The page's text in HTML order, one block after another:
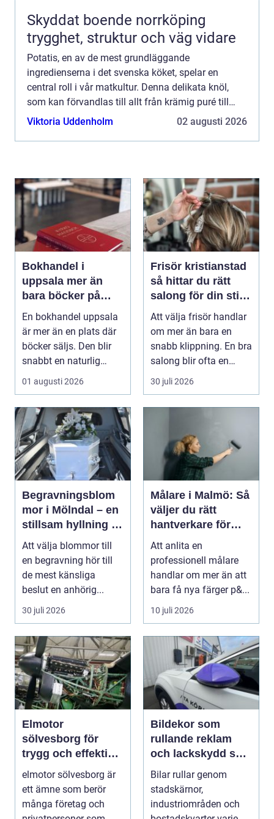
Skyddat boende norrköping
trygghet, struktur och väg vidare
Potatis, en av de mest grundläggande
ingredienserna i det svenska köket, spelar en
central roll i vår matkultur. Denna delikata knöl,
som kan förvandlas till allt från krämig puré till
krispiga chips, kr&au...
Viktoria Uddenholm 02 augusti 2026
Bokhandel i
uppsala mer än
bara böcker på
hyllan
En bokhandel uppsala
är mer än en plats där
böcker säljs. Den blir
snabbt en naturlig
mötesplats för...
01 augusti 2026
Frisör kristianstad
så hittar du rätt
salong för din stil
och vardag
Att välja frisör handlar
om mer än bara en
snabb klippning. En bra
salong blir ofta en
trygg punkt i...
30 juli 2026
Begravningsblom
mor i Mölndal – en
stillsam hyllning i
livets svåraste
stund
Att välja blommor till
en begravning hör till
de mest känsliga
beslut en anhörig...
30 juli 2026
Målare i Malmö: Så
väljer du rätt
hantverkare för
hem och fasad
Att anlita en
professionell målare
handlar om mer än att
bara få nya färger p&...
10 juli 2026
Elmotor
sölvesborg för
trygg och effektiv
drift
elmotor sölvesborg är
ett ämne som berör
många företag och
Bildekor som
rullande reklam
och lackskydd så
tänker man smart
Bilar rullar genom
stadskärnor,
industriområden och